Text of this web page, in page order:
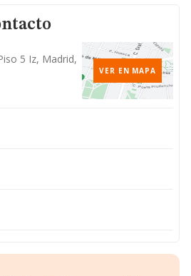
5 Iz, Madrid,
VER EN MAPA